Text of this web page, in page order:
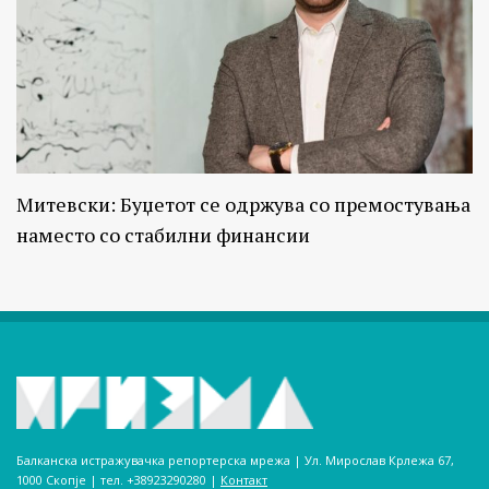
Митевски: Буџетот се одржува со премостувања
наместо со стабилни финансии
Балканска истражувачка репортерска мрежа | Ул. Мирослав Крлежа 67,
1000 Скопје | тел. +38923290280­ | Контакт